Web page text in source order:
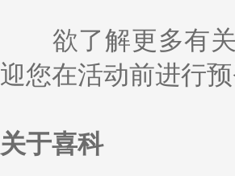
欲了解更多有关
迎您在活动前进行
关于喜科